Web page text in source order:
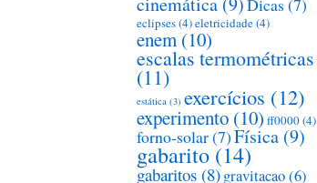
Dicas (7)
eclipses(4)eletricidade(4)
enem (10)
escalas termométricas
(11)
estática (3) exercícios (12)
experimento (10) ff0000(4)
forno-solar(7)Física (9)
gabarito(14)
gabaritos (8)gravitacao(6)